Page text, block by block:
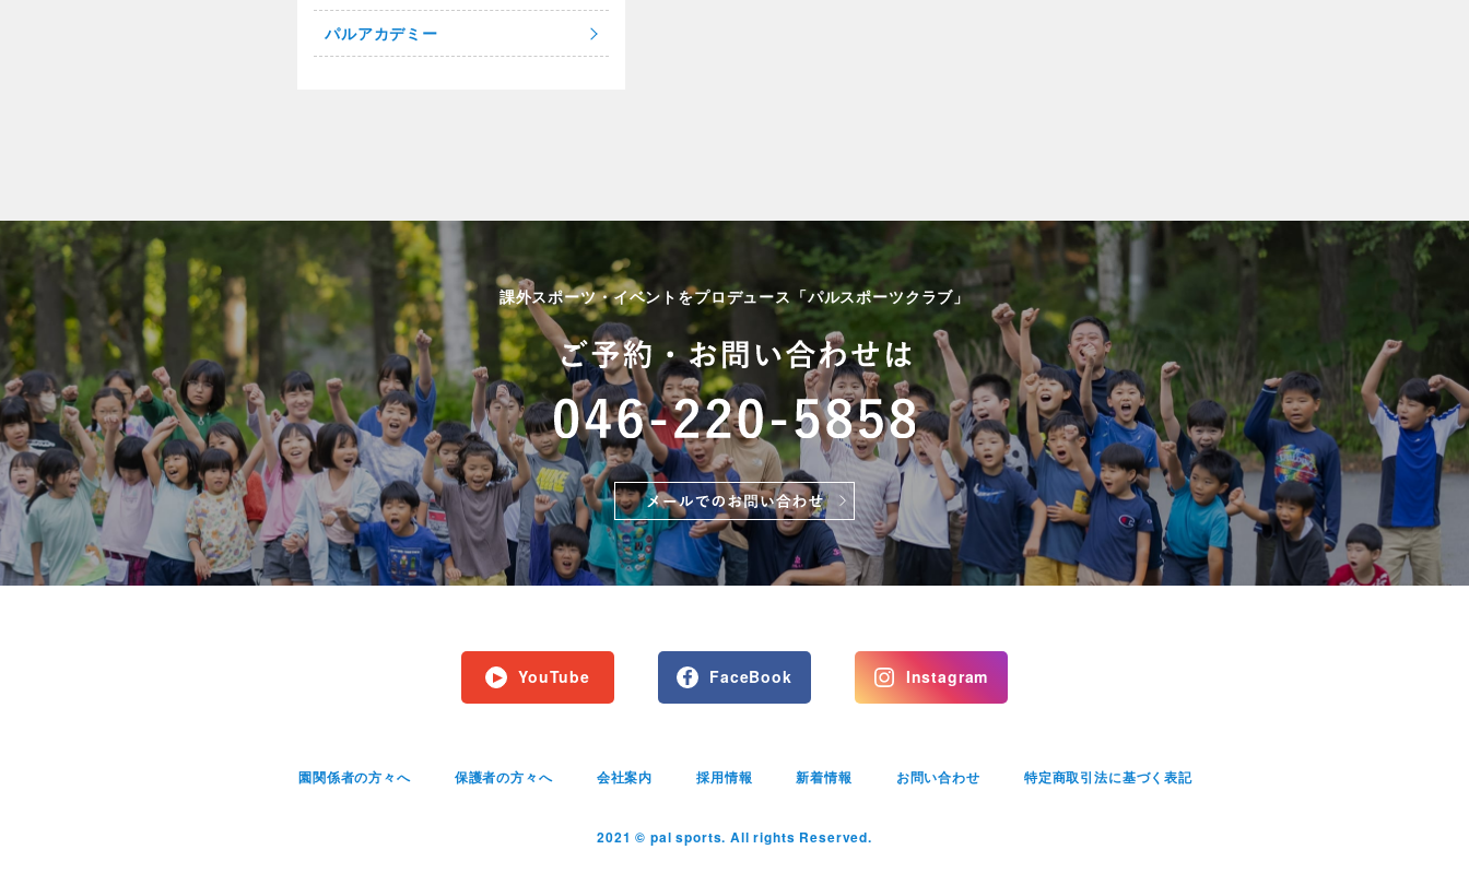
パルアカデミー
課外スポーツ・イベントをプロデュース「パルスポーツクラブ」
YouTube FaceBook Instagram
園関係者の方々へ 保護者の方々へ 会社案内 採用情報 新着情報 お問い合わせ 特定商取引法に基づく表記
2021 © pal sports. All rights Reserved.